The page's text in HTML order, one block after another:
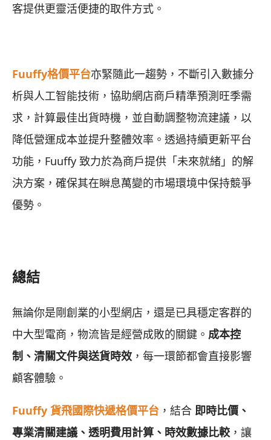
客提供更靈活便捷的取件方式。
Fuuffy格價平台亦緊隨此一趨勢，不斷引入數據分
析與人工智能技術，協助網店商戶精準預測旺季需
求，計算最佳出貨時機，並自動調整物流建議，以
降低營運成本並提升整體效率。透過持續更新平台
功能，Fuuffy 致力於為商戶提供「未來就緒」的解
決方案，確保其在瞬息萬變的市場環境中保持競爭
優勢。
總結
無論你是剛創業的小型網店，還是已具穩定客群的
中大型電商，物流皆是經營成敗的關鍵。 成本控
制、清關文件與送貨時效 ，每一環節都會直接影響
顧客體驗。
Fuuffy 貨飛國際快遞格價平台 ，結合 即時比價、
專業清關建議、透明費用計算、時效數據比較 ，讓